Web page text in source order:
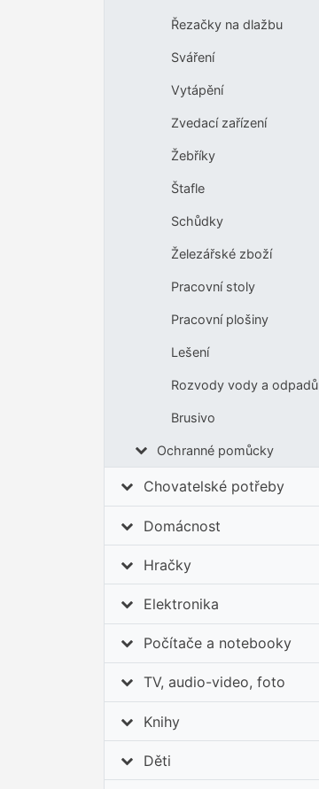
Řezačky na dlažbu
Sváření
Vytápění
Zvedací zařízení
Žebříky
Štafle
Schůdky
Železářské zboží
Pracovní stoly
Pracovní plošiny
Lešení
Rozvody vody a odpadů
Brusivo
Ochranné pomůcky
Chovatelské potřeby
Domácnost
Hračky
Elektronika
Počítače a notebooky
TV, audio-video, foto
Knihy
Děti